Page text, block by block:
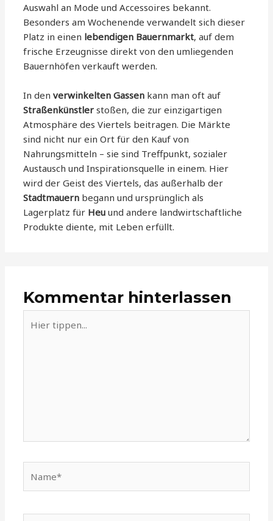
Auswahl an Mode und Accessoires bekannt.
Besonders am Wochenende verwandelt sich dieser
Platz in einen lebendigen Bauernmarkt, auf dem
frische Erzeugnisse direkt von den umliegenden
Bauernhöfen verkauft werden.
In denverwinkelten Gassen kann man oft auf
Straßenkünstler stoßen, die zur einzigartigen
Atmosphäre des Viertels beitragen. Die Märkte
sind nicht nur ein Ort für den Kauf von
Nahrungsmitteln – sie sind Treffpunkt, sozialer
Austausch und Inspirationsquelle in einem. Hier
wird der Geist des Viertels, das außerhalb der
Stadtmauern begann und ursprünglich als
Lagerplatz für Heu und andere landwirtschaftliche
Produkte diente, mit Leben erfüllt.
Kommentar hinterlassen
tippen...